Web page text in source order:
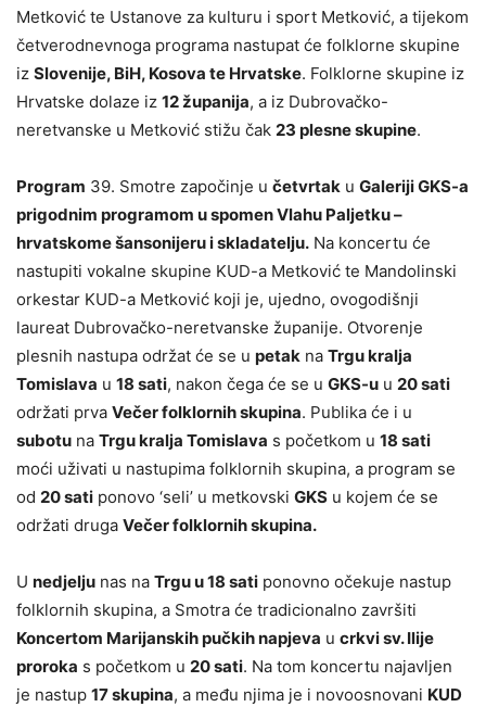
Metković te Ustanove za kulturu i sport Metković, a tijekom
četverodnevnoga programa nastupat će folklorne skupine
iz Slovenije, BiH, Kosova te Hrvatske. Folklorne skupine iz
Hrvatske dolaze iz 12 županija, a iz Dubrovačko-
neretvanske u Metković stižu čak 23 plesne skupine.
Program 39. Smotre započinje u četvrtak u Galeriji GKS-a
prigodnim programom u spomen Vlahu Paljetku –
hrvatskome šansonijeru i skladatelju. Na koncertu će
nastupiti vokalne skupine KUD-a Metković te Mandolinski
orkestar KUD-a Metković koji je, ujedno, ovogodišnji
laureat Dubrovačko-neretvanske županije. Otvorenje
plesnih nastupa održat će se u petak na Trgu kralja
Tomislava u 18 sati, nakon čega će se u GKS-u u 20 sati
održati prva Večer folklornih skupina. Publika će i u
subotu na Trgu kralja Tomislava s početkom u 18 sati
moći uživati u nastupima folklornih skupina, a program se
od 20 sati ponovo ‘seli’ u metkovski GKS u kojem će se
održati druga Večer folklornih skupina.
U nedjelju nas na Trgu u 18 sati ponovno očekuje nastup
folklornih skupina, a Smotra će tradicionalno završiti
Koncertom Marijanskih pučkih napjeva u crkvi sv. Ilije
proroka s početkom u 20 sati. Na tom koncertu najavljen
je nastup 17 skupina, a među njima je i novoosnovani KUD